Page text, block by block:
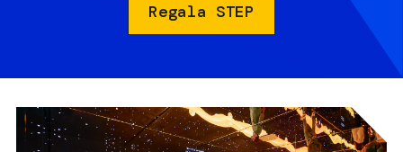
Regala STEP